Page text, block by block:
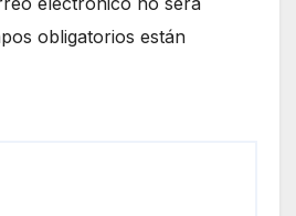
obligatorios están